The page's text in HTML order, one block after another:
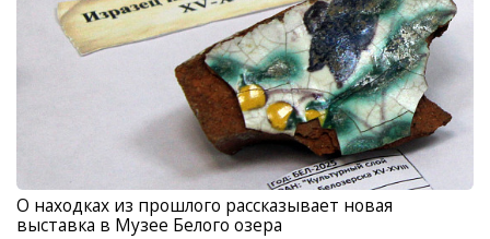
О находках из прошлого рассказывает новая
выставка в Музее Белого озера